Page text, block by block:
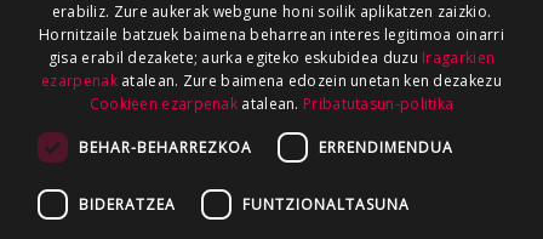
erabiliz. Zure aukerak webgune honi soilik aplikatzen zaizkio.
Hornitzaile batzuek baimena beharrean interes legitimoa oinarri
gisa erabil dezakete; aurka egiteko eskubidea duzu Iragarkien
ezarpenakatalean. Zure baimena edozein unetan ken dezakezu
Cookieen ezarpenak atalean. Pribatutasun-politika
BEHAR-BEHARREZKOA ERRENDIMENDUA
BIDERATZEA FUNTZIONALTASUNA